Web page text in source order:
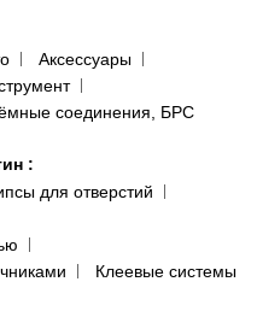
Аксессуары
соединения, БРС
:
для отверстий
Клеевые системы